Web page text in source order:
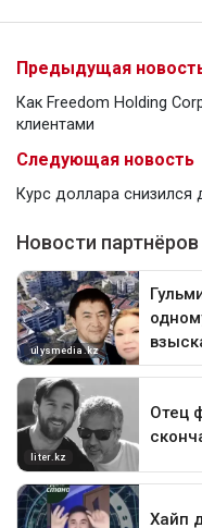
Предыдущая
Как Freedom Holding
клиентами
Следующая новость
Курс доллара снизился